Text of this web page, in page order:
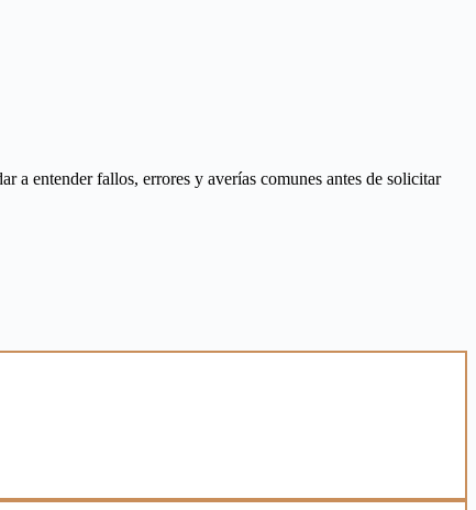
a entender fallos, errores y averías comunes antes de solicitar